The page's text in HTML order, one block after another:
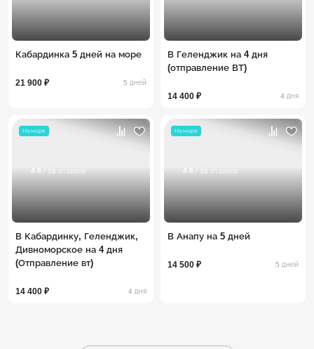
Кабардинка 5 дней на море
21 900 ₽ 5 дней
В Геленджик на 4 дня
(отправление ВТ)
14 400 ₽ 4 дня
На море
4.6 / 56 отзывов
В Кабардинку, Геленджик,
Дивноморское на 4 дня
(Отправление вт)
14 400 ₽ 4 дня
На море
4.6 / 56 отзывов
В Анапу на 5 дней
14 500 ₽ 5 дней